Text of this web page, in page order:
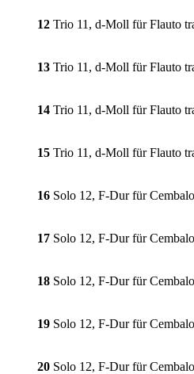
12 Trio 11, d-Moll für Flauto
13 Trio 11, d-Moll für Flauto
14 Trio 11, d-Moll für Flauto
15 Trio 11, d-Moll für Flauto
16 Solo 12, F-Dur für
17 Solo 12, F-Dur für
18 Solo 12, F-Dur für
19 Solo 12, F-Dur für
20 Solo 12, F-Dur für